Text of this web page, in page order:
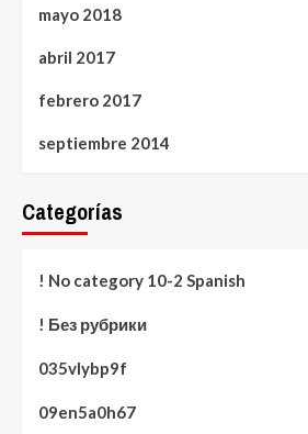
mayo 2018
abril 2017
febrero 2017
septiembre 2014
Categorías
! No category 10-2 Spanish
! Без рубрики
035vlybp9f
09en5a0h67